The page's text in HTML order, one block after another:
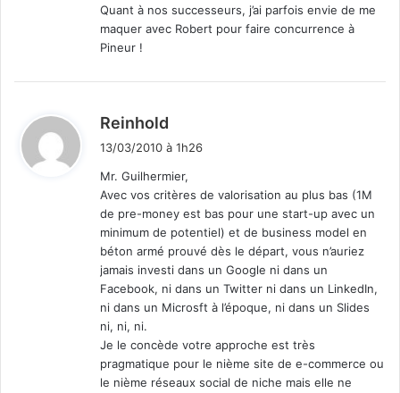
Quant à nos successeurs, j’ai parfois envie de me
maquer avec Robert pour faire concurrence à
Pineur !
Reinhold
i
:
13/03/2010 à 1h26
Mr. Guilhermier,
Avec vos critères de valorisation au plus bas (1M
de pre-money est bas pour une start-up avec un
minimum de potentiel) et de business model en
béton armé prouvé dès le départ, vous n’auriez
jamais investi dans un Google ni dans un
Facebook, ni dans un Twitter ni dans un LinkedIn,
ni dans un Microsft à l’époque, ni dans un Slides
ni, ni, ni.
Je le concède votre approche est très
pragmatique pour le nième site de e-commerce ou
le nième réseaux social de niche mais elle ne